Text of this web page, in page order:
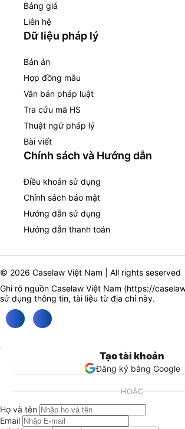
Bảng giá
Liên hệ
Dữ liệu pháp lý
Bản án
Hợp đồng mẫu
Văn bản pháp luật
Tra cứu mã HS
Thuật ngữ pháp lý
Bài viết
Chính sách và Hướng dẫn
Điều khoản sử dụng
Chính sách bảo mật
Hướng dẫn sử dụng
Hướng dẫn thanh toán
© 2026 Caselaw Việt Nam | All rights seserved
Ghi rõ nguồn Caselaw Việt Nam (https://
sử dụng thông tin, tài liệu từ địa chỉ này.
Tạo tài khoản
Đăng ký bằng Google
HOẶC
Họ và tên
Email